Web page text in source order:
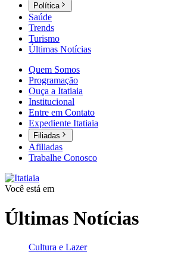
Política
Saúde
Trends
Turismo
Últimas Notícias
Quem Somos
Programação
Ouça a Itatiaia
Institucional
Entre em Contato
Expediente Itatiaia
Filiadas
Afiliadas
Trabalhe Conosco
Você está em
Últimas Notícias
Cultura e Lazer